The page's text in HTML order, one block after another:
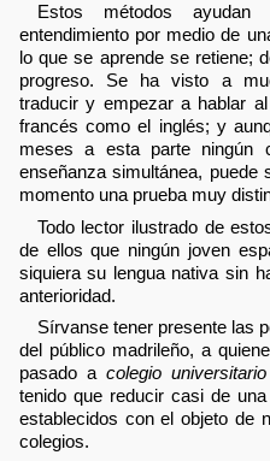
Estos métodos
entendimiento por medio de
lo que se aprende se retiene;
progreso. Se ha visto a
traducir y empezar a hablar
francés como el inglés; y
meses a esta parte ningún
enseñanza simultánea,
momento una prueba muy
Todo lector ilustrado de
de ellos que ningún joven
siquiera su lengua nativa sin
anterioridad.
Sírvanse tener presente las
del público madrileño, a
pasado a colegio universitario
tenido que reducir casi de
establecidos con el objeto de
colegios.